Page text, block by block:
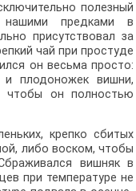
полезный
нашими предками в
присутствовал за
чай при простуде
он весьма просто:
плодоножек вишни,
чтобы он полностью
крепко сбитых
либо воском, чтобы
вишняк в
при температуре не